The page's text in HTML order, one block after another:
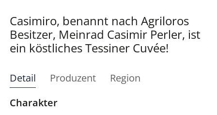
Casimiro, benannt nach Agriloros
Besitzer, Meinrad Casimir Perler, ist
ein köstliches Tessiner Cuvée!
Detail Produzent
Region
Charakter